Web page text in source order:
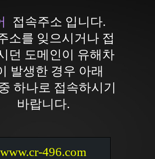
접속주소 입니다.
소를 잊으시거나 접
던 도메인이 유해차
발생한 경우 아래
하나로 접속하시기
바랍니다.
www.cr-496.com